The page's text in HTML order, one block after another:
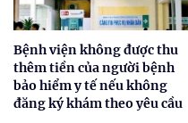
Bệnh viện không được thu
thêm tiền của người bệnh
bảo hiểm y tế nếu không
đăng ký khám theo yêu cầu